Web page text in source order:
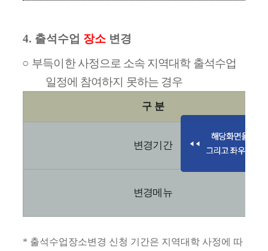
4. 출석수업 장소 변경
○ 부득이한 사정으로 소속 지역대학 출석수업
일정에 참여하지 못하는 경우
구 분
변경기간
변경메뉴
* 출석수업장소변경 신청 기간은 지역대학 사정에 따